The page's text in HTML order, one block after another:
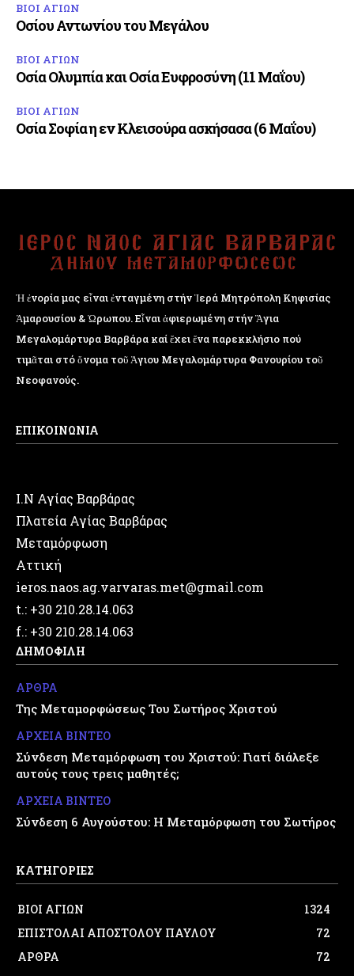
ΒΙΟΙ ΑΓΙΩΝ
Οσίου Αντωνίου του Μεγάλου
ΒΙΟΙ ΑΓΙΩΝ
Οσία Ολυμπία και Οσία Ευφροσύνη (11 Μαΐου)
ΒΙΟΙ ΑΓΙΩΝ
Οσία Σοφία η εν Κλεισούρα ασκήσασα (6 Μαΐου)
Ἡ ἐνορία μας εἶναι ἐνταγμένη στήν Ἱερά Μητρόπολη Κηφισίας
Ἁμαρουσίου & Ὠρωπου. Εἶναι ἀφιερωμένη στήν Ἅγια
Μεγαλομάρτυρα Βαρβάρα καί ἔχει ἕνα παρεκκλήσιο πού
τιμᾶται στό ὄνομα τοῦ Ἁγιου Μεγαλομάρτυρα Φανουρίου τοῦ
Νεοφανούς.
ΕΠΙΚΟΙΝΩΝΙΑ
Ι.Ν Αγίας Βαρβάρας
Πλατεία Αγίας Βαρβάρας
Μεταμόρφωση
Αττική
ieros.naos.ag.varvaras.met@gmail.com
t.: +30 210.28.14.063
f.: +30 210.28.14.063
ΔΗΜΟΦΙΛΗ
ΑΡΘΡΑ
Της Μεταμορφώσεως Του Σωτήρος Χριστού
ΑΡΧΕΙΑ ΒΙΝΤΕΟ
Σύνδεση Μεταμόρφωση του Χριστού: Γιατί διάλεξε
αυτούς τους τρεις μαθητές;
ΑΡΧΕΙΑ ΒΙΝΤΕΟ
Σύνδεση 6 Αυγούστου: Η Μεταμόρφωση του Σωτήρος
ΚΑΤΗΓΟΡΙΕΣ
ΒΙΟΙ ΑΓΙΩΝ
1324
ΕΠΙΣΤΟΛΑΙ ΑΠΟΣΤΟΛΟΥ ΠΑΥΛΟΥ
72
ΑΡΘΡΑ
72